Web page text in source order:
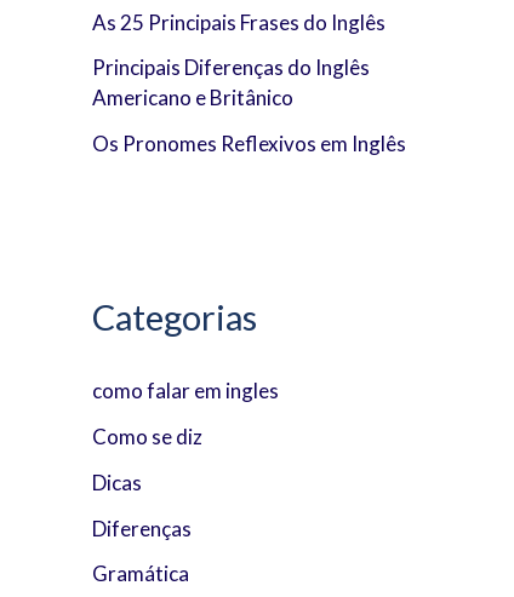
o
r
:
As 25 Principais Frases do Inglês
Principais Diferenças do Inglês
Americano e Britânico
Os Pronomes Reflexivos em Inglês
Categorias
como falar em ingles
Como se diz
Dicas
Diferenças
Gramática